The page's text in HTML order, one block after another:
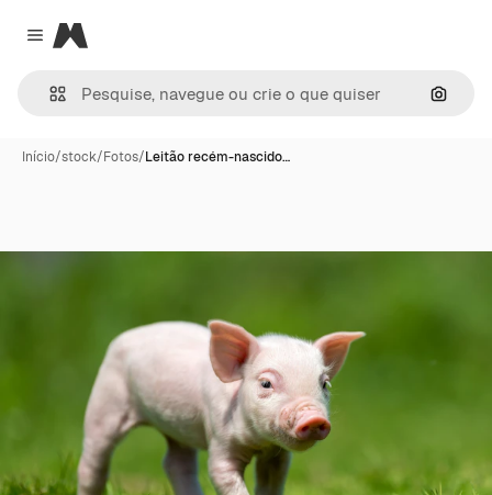
Close menu
Magnific
Início/stock/Fotos/Leitão recém-nascido…